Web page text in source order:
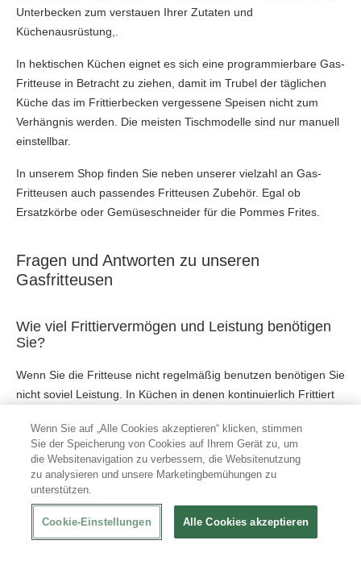
Unterbecken zum verstauen Ihrer Zutaten und
Küchenausrüstung,.
In hektischen Küchen eignet es sich eine programmierbare Gas-
Fritteuse in Betracht zu ziehen, damit im Trubel der täglichen
Küche das im Frittierbecken vergessene Speisen nicht zum
Verhängnis werden. Die meisten Tischmodelle sind nur manuell
einstellbar.
In unserem Shop finden Sie neben unserer vielzahl an Gas-
Fritteusen auch passendes Fritteusen Zubehör. Egal ob
Ersatzkörbe oder Gemüseschneider für die Pommes Frites.
Fragen und Antworten zu unseren
Gasfritteusen
Wie viel Frittiervermögen und Leistung benötigen
Sie?
Wenn Sie die Fritteuse nicht regelmäßig benutzen benötigen Sie
nicht soviel Leistung. In Küchen in denen kontinuierlich Frittiert
Betracht zu ziehen, welche eine kurze Warmlaufphase hat.
Die Wahl der Kapazität der Fritteusenbecken hängt von
verschiedenen Kriteren ab. Gas-Fritteusen mit einem großen
Fassungsvolumen ermöglichen es Ihnen, größere Mengen
gleichzeitig zu frittieren. Eine freistehende Fritteuse nimmt in
Ihrer Küche viel Platz ein berücksichtigen Sie dies in der
Wenn Sie auf „Alle Cookies akzeptieren“ klicken, stimmen
Sie der Speicherung von Cookies auf Ihrem Gerät zu, um
die Websitenavigation zu verbessern, die Websitenutzung
zu analysieren und unsere Marketingbemühungen zu
unterstützen.
Cookie-Einstellungen Alle Cookies akzeptieren